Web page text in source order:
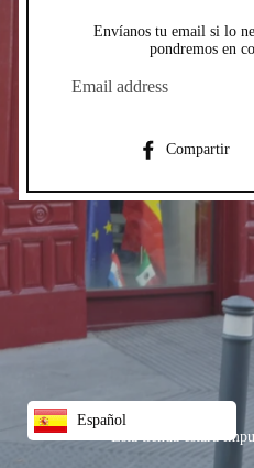
Envíanos tu email si lo
pondremos en
ELECTRÓNICO
Compartir
Esta tienda estará
Español